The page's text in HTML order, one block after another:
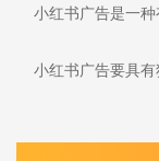
小红书广告是一种
小红书广告要具有